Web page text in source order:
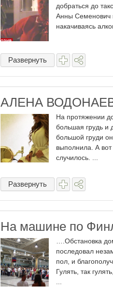
добраться до
Анны Семенович
накачиваясь
Развернуть
АЛЕНА
На протяжении
большая грудь и
большой груди
выполнила. А
случилось. ...
Развернуть
На машине по
….Обстановка
последовал
пол, и
Гулять, так